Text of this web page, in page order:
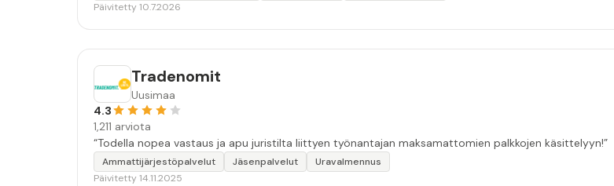
Päivitetty 10.7.2026
Tradenomit
Uusimaa
4.3
1,211 arviota
“Todella nopea vastaus ja apu juristilta liittyen työnantajan maksamattomien palkkojen käsittelyyn!”
Ammattijärjestöpalvelut Jäsenpalvelut
Uravalmennus
Päivitetty 14.11.2025